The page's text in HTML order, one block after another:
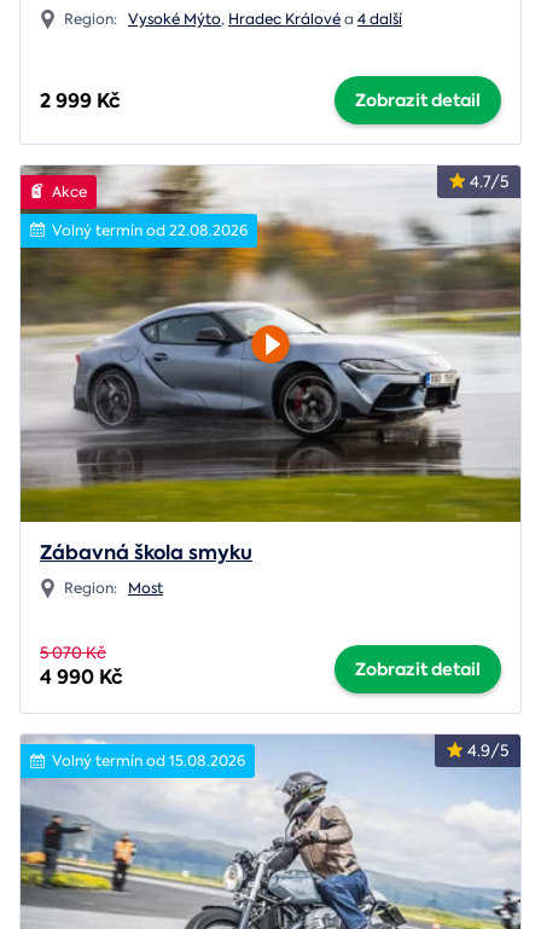
Region: Vysoké Mýto, Hradec Královéa 4 další
2 999 Kč Zobrazit detail
4.7/5
Akce
Volný termín od 22.08.2026
Zábavná škola smyku
Region: Most
5 070 Kč
4 990 Kč Zobrazit detail
4.9/5
Volný termín od 15.08.2026